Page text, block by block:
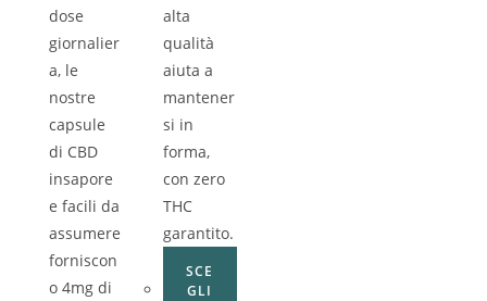
dose
giornalier
a, le
nostre
capsule
di CBD
insapore
e facili da
assumere
forniscon
o 4mg di
alta
qualità
aiuta a
mantener
si in
forma,
con zero
THC
garantito.
SCE
GLI